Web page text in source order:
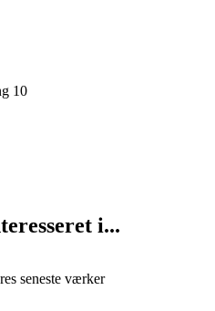
10
i...
seneste værker